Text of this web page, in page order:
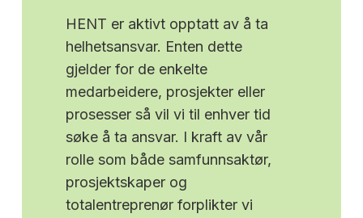
HENT er aktivt opptatt av å ta
helhetsansvar. Enten dette
gjelder for de enkelte
medarbeidere, prosjekter eller
prosesser så vil vi til enhver tid
søke å ta ansvar. I kraft av vår
rolle som både samfunnsaktør,
prosjektskaper og
totalentreprenør forplikter vi